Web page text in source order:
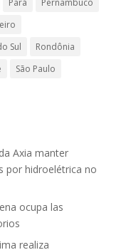
Sul
Rondônia
São Paulo
Axia manter
por hidroelétrica no
ocupa las
realiza